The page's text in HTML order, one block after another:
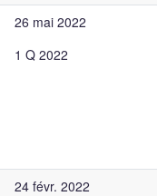
26 mai 2022
1 Q 2022
24 févr. 2022